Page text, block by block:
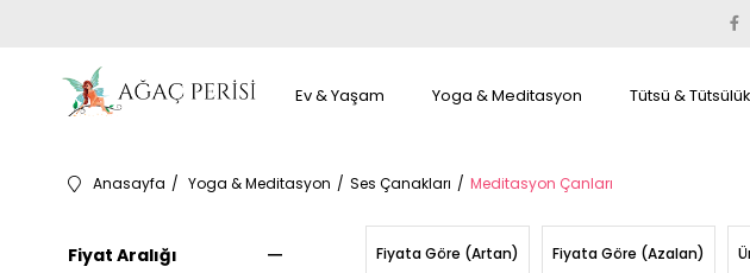
Ev & Yaşam Yoga & Meditasyon Tütsü & Tütsülük
Anasayfa Yoga & Meditasyon Ses Çanakları Meditasyon Çanları
Fiyat Aralığı Fiyata Göre (Artan) Fiyata Göre (Azalan)